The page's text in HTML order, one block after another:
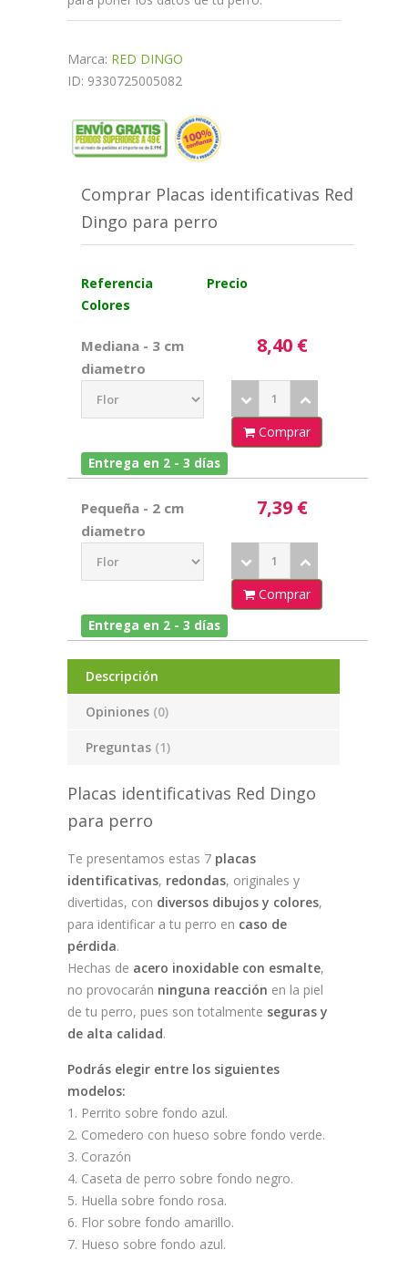
Marca: RED DINGO
ID: 9330725005082
Comprar Placas identificativas Red
Dingo para perro
Referencia
Precio
Colores
Mediana - 3 cm
diametro
8,40 €
Comprar
Entrega en 2 - 3 días
Pequeña - 2 cm
diametro
7,39 €
Comprar
Entrega en 2 - 3 días
Descripción
Opiniones (0)
Preguntas (1)
Placas identificativas Red Dingo
para perro
Te presentamos estas 7 placas
identificativas, redondas, originales y
divertidas, con diversos dibujos y colores,
para identificar a tu perro en caso de
pérdida.
Hechas de acero inoxidable con esmalte,
no provocarán ninguna reacción en la piel
de tu perro, pues son totalmente seguras y
de alta calidad.
Podrás elegir entre los siguientes
modelos:
1. Perrito sobre fondo azul.
2. Comedero con hueso sobre fondo verde.
3. Corazón
4. Caseta de perro sobre fondo negro.
5. Huella sobre fondo rosa.
6. Flor sobre fondo amarillo.
7. Hueso sobre fondo azul.